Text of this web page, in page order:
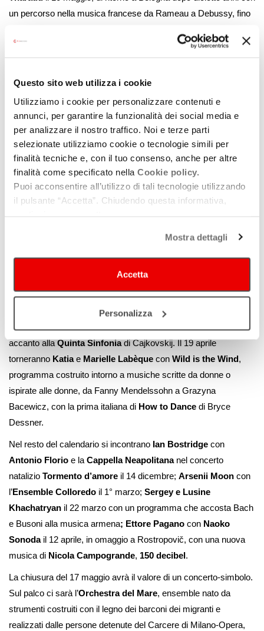
Questo sito web utilizza i cookie
Utilizziamo i cookie per personalizzare contenuti e
annunci, per garantire la funzionalità dei social media e
per analizzare il nostro traffico. Noi e terze parti
selezionate utilizziamo cookie o tecnologie simili per
finalità tecniche e, con il tuo consenso, anche per altre
finalità come specificato nella Cookie policy.
Puoi acconsentire all’utilizzo di tali tecnologie utilizzando
il pulsante “Accetta”. Chiudendo questa informativa,
Mostra dettagli
Accetta
Personalizza
un percorso nella musica francese da Rameau a Debussy, fino
Ampio spazio è riservato anche ai nuovi ascolti e alle
Piume nel tempo, progetto dedicato al padre Giuliano Dego,
con dieci brani per violino solo ispirati alle sue poesie: tra questi
È solo un rito diGiovanni Sollima, commissionato da Musica
Insieme e proposto in prima mondiale, accanto a Tartini e
Respighi, con la pianistaFrancesca Leonardi. Il 25 gennaio
debutterà a Bologna il trio formato daPablo Barragán ,Edgar
MoreaueMartina Consonni, con Beethoven, Brahms e una
Carlo Boccadoro
Mauricio Sotelo.
rinsaldata il 18 marzo dal concerto dell’
Comunalediretta daLera Auerbach, anche autrice del
Concerto per violoncello Diary of a Madman
prima esecuzione italiana conGautier Capuçonsolista,
accanto allaQuinta Sinfoniadi Čajkovskij. Il 19 aprile
torneranno Katiae Marielle Labèque con Wild is the Wind,
programma costruito intorno a musiche scritte da donne o
ispirate alle donne, da Fanny Mendelssohn a Grazyna
Bacewicz, con la prima italiana di How to Dance di Bryce
Dessner.
Nel resto del calendario si incontrano Ian Bostridge con
Antonio Florio e la Cappella Neapolitananel concerto
natalizio Tormento d’amore il 14 dicembre; Arsenii Moon con
l’Ensemble Colloredo il 1° marzo; Sergey e Lusine
Khachatryan il 22 marzo con un programma che accosta Bach
e Busoni alla musica armena; Ettore Pagano con Naoko
Sonodail 12 aprile, in omaggio a Rostropovič, con una nuova
musica di Nicola Campogrande, 150 decibel.
La chiusura del 17 maggio avrà il valore di un concerto-simbolo.
Sul palco ci sarà l’Orchestra del Mare, ensemble nato da
strumenti costruiti con il legno dei barconi dei migranti e
realizzati dalle persone detenute del Carcere di Milano-Opera,